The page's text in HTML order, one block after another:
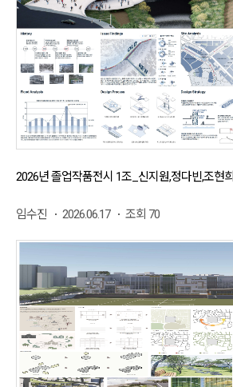
2026년 졸업작품전시 1조_신지원,정다빈,조현희
임수진 2026.06.17 조회 70